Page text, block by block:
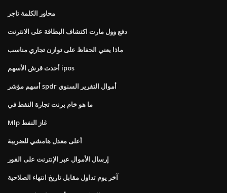
محاور الكلمة تاجر
دفع وول مارت اكتشاف البطاقة على الانترنت
ماذا يعني الحفاظ على توازن تجاري مناسب
أحدث قرش الأسهم ipos
أسهم مؤشر spdr أموال التقرير السنوي
ما هو خام برنت تجارة النفط في
Mlp غاز النفط
أعلى معدل هامشي للضريبة
إرسال الأموال عبر الإنترنت على الفور
آخر يوم تداول مقابل تاريخ انتهاء الصلاحية